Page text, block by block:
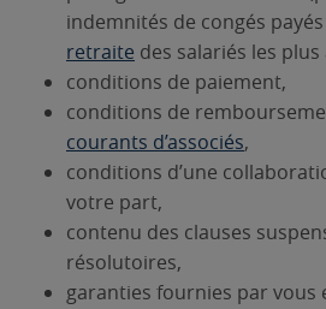
indemnités de congés
retraite des salariés les plus
conditions de paiement,
conditions de
courants d’associés,
conditions d’une
votre part,
contenu des clauses
résolutoires,
garanties fournies par vous